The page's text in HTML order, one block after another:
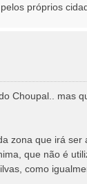
próprios
Choupal.. mas
zona que irá
que não é
como